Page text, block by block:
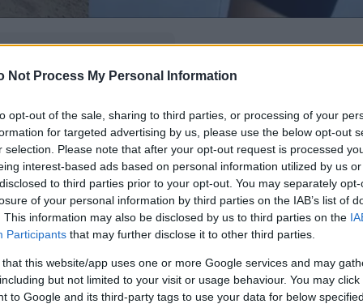
Not Process My Personal Information
opt-out of the sale, sharing to third parties, or processing of your
for targeted advertising by us, please use the below opt-out
selection. Please note that after your opt-out request is processed
interest-based ads based on personal information utilized by us
to third parties prior to your opt-out. You may separately
of your personal information by third parties on the IAB’s list of
This information may also be disclosed by us to third parties on the
Participants that may further disclose it to other third parties.
that this website/app uses one or more Google services and may
but not limited to your visit or usage behaviour. You may
to Google and its third-party tags to use your data for below
πιο συχνά
φέτος το καλοκαίρι ο
ταξίδεψε στα μαγευτικά νησιά
στιγμές
διάρκεια του ταξιδιού, δεν
μέσα από τα social media,
ημέρες του εκεί.